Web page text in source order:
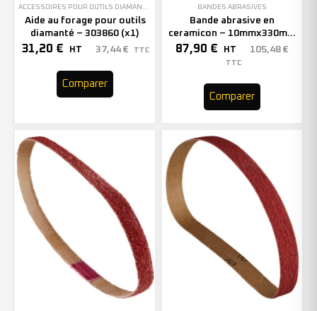
Aide au forage pour outils
diamanté – 303860 (x1)
31,20 € HT 37,44 € TTC
Comparer
BANDES ABRASIVES
Bande abrasive en
ceramicon – 10mmx330mm
– Grain 40 – 333001 (x50)
87,90 € HT 105,48 €
TTC
Comparer